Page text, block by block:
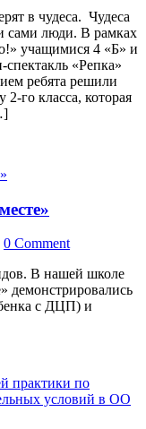
в чудеса. Чудеса
сами люди. В рамках
учащимися 4 «Б» и
«Репка»
ребята решили
го класса, которая
0 Comment
В нашей школе
демонстрировались
с ДЦП) и